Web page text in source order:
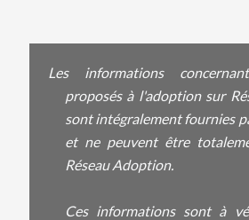
Les informations
proposés à l'adoption sur
sont intégralement fournies
et ne peuvent être
Réseau Adoption.
Ces informations sont à